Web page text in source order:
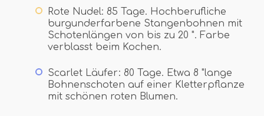
Rote Nudel: 85 Tage. Hochberufliche
burgunderfarbene Stangenbohnen mit
Schotenlängen von bis zu 20 ". Farbe
verblasst beim Kochen.
Scarlet Läufer: 80 Tage. Etwa 8 "lange
Bohnenschoten auf einer Kletterpflanze
mit schönen roten Blumen.